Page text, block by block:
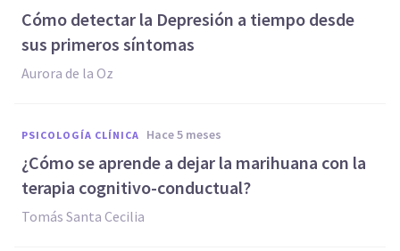
Cómo detectar la Depresión a tiempo desde
sus primeros síntomas
Aurora de la Oz
PSICOLOGÍA CLÍNICA hace 5 meses
¿Cómo se aprende a dejar la marihuana con la
terapia cognitivo-conductual?
Tomás Santa Cecilia